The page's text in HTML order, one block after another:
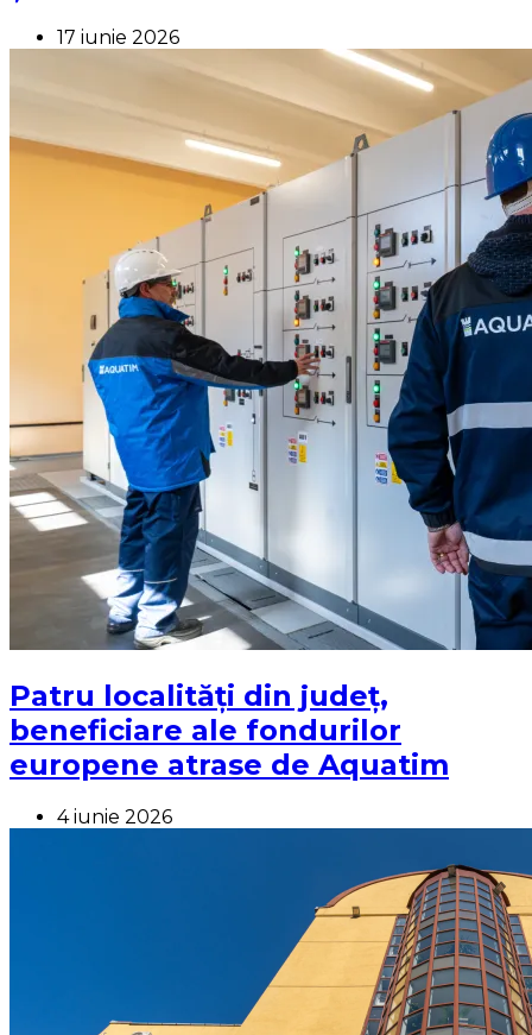
17 iunie 2026
Patru localități din județ,
beneficiare ale fondurilor
europene atrase de Aquatim
4 iunie 2026